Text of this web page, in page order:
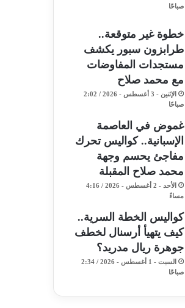
صباحًا
خطوة غير متوقعة..
طرابزون سبور يكشف
مستجدات المفاوضات
مع محمد صلاح
الإثنين - 3 أغسطس - 2026 / 2:02
صباحًا
غموض في العاصمة
الإسبانية.. كواليس تحرك
مفاجئ يحسم وجهة
محمد صلاح المقبلة
الأحد - 2 أغسطس - 2026 / 4:16
مساءً
كواليس الخطة السرية..
كيف يتهيأ أرسنال لخطف
جوهرة ريال مدريد؟
السبت - 1 أغسطس - 2026 / 2:34
صباحًا